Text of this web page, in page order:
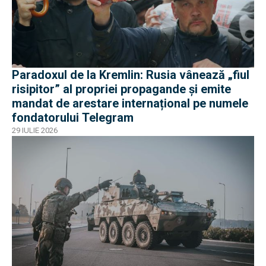
Paradoxul de la Kremlin: Rusia vânează „fiul
risipitor” al propriei propagande și emite
mandat de arestare internațional pe numele
fondatorului Telegram
29 IULIE 2026